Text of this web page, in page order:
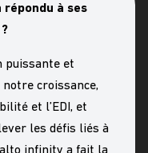
répondu à ses
puissante et
notre croissance,
et l’EDI, et
les défis liés à